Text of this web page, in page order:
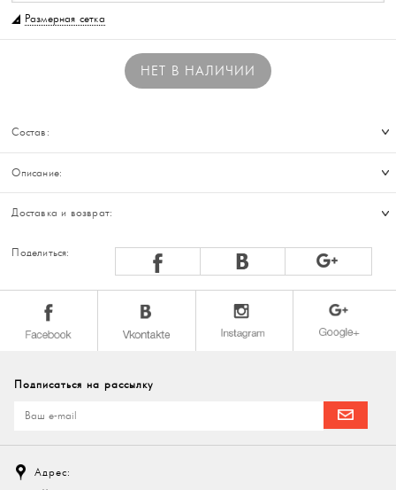
Размерная сетка
НЕТ В НАЛИЧИИ
Состав:
Описание:
Доставка и возврат:
Поделиться:
Подписаться на рассылку
Адрес: